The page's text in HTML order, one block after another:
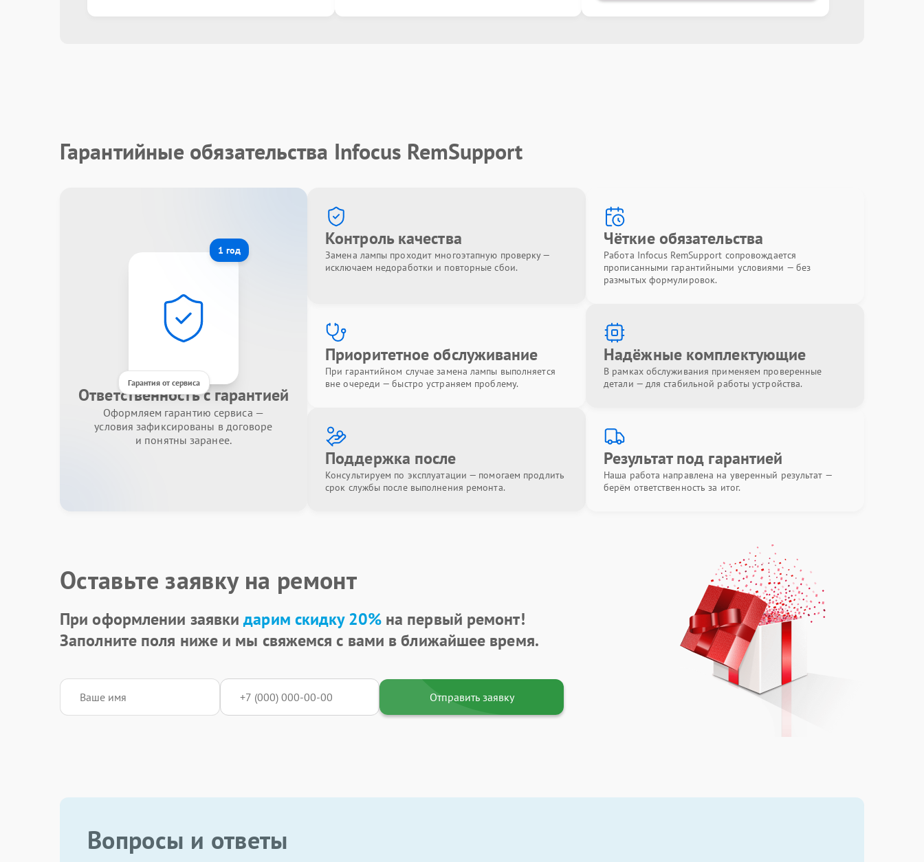
Гарантийные обязательства Infocus RemSupport
1 год
Гарантия от сервиса
Ответственность с гарантией
Оформляем гарантию сервиса —
условия зафиксированы в договоре
и понятны заранее.
Контроль качества
Замена лампы проходит многоэтапную проверку —
исключаем недоработки и повторные сбои.
Чёткие обязательства
Работа Infocus RemSupport сопровождается
прописанными гарантийными условиями — без
размытых формулировок.
Приоритетное обслуживание
При гарантийном случае замена лампы выполняется
вне очереди — быстро устраняем проблему.
Надёжные комплектующие
В рамках обслуживания применяем проверенные
детали — для стабильной работы устройства.
Поддержка после
Консультируем по эксплуатации — помогаем продлить
срок службы после выполнения ремонта.
Результат под гарантией
Наша работа направлена на уверенный результат —
берём ответственность за итог.
Оставьте заявку на ремонт
При оформлении заявкидарим скидку 20%на первый ремонт!
Заполните поля ниже и мы свяжемся с вами в ближайшее время.
Отправить заявку
Вопросы и ответы